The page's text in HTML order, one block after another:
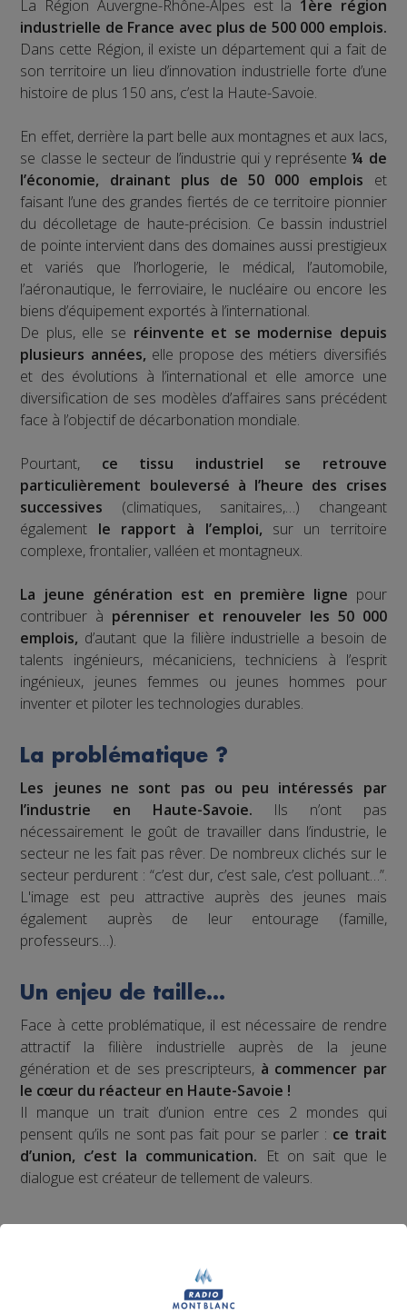
La Région Auvergne-Rhône-Alpes est la 1ère région
industrielle de France avec plus de 500 000 emplois.
Dans cette Région, il existe un département qui a fait de
son territoire un lieu d’innovation industrielle forte d’une
histoire de plus 150 ans, c’est la Haute-Savoie.
En effet, derrière la part belle aux montagnes et aux lacs,
se classe le secteur de l’industrie qui y représente¼ de
l’économie, drainant plus de 50 000 emplois et
faisant l’une des grandes fiertés de ce territoire pionnier
du décolletage de haute-précision. Ce bassin industriel
de pointe intervient dans des domaines aussi prestigieux
et variés que l’horlogerie, le médical, l’automobile,
l’aéronautique, le ferroviaire, le nucléaire ou encore les
biens d’équipement exportés à l’international.
De plus, elle se réinvente et se modernise depuis
plusieurs années, elle propose des métiers diversifiés
et des évolutions à l’international et elle amorce une
diversification de ses modèles d’affaires sans précédent
face à l’objectif de décarbonation mondiale.
Pourtant, ce tissu industriel se retrouve
particulièrement bouleversé à l’heure des crises
successives (climatiques, sanitaires,…) changeant
également le rapport à l’emploi, sur un territoire
complexe, frontalier, valléen et montagneux.
La jeune génération est en première ligne pour
contribuer à pérenniser et renouveler les 50 000
emplois, d’autant que la filière industrielle a besoin de
talents ingénieurs, mécaniciens, techniciens à l’esprit
ingénieux, jeunes femmes ou jeunes hommes pour
inventer et piloter les technologies durables.
La problématique ?
Les jeunes ne sont pas ou peu intéressés par
l’industrie en Haute-Savoie. Ils n’ont pas
nécessairement le goût de travailler dans l’industrie, le
secteur ne les fait pas rêver. De nombreux clichés sur le
secteur perdurent : “c’est dur, c’est sale, c’est polluant…”.
L'image est peu attractive auprès des jeunes mais
également auprès de leur entourage (famille,
professeurs…).
Un enjeu de taille…
Face à cette problématique, il est nécessaire de rendre
attractif la filière industrielle auprès de la jeune
génération et de ses prescripteurs, à commencer par
le cœur du réacteur en Haute-Savoie !
Il manque un trait d’union entre ces 2 mondes qui
pensent qu’ils ne sont pas fait pour se parler : ce trait
d’union, c’est la communication. Et on sait que le
dialogue est créateur de tellement de valeurs.
Notre proposition de
valeur ?